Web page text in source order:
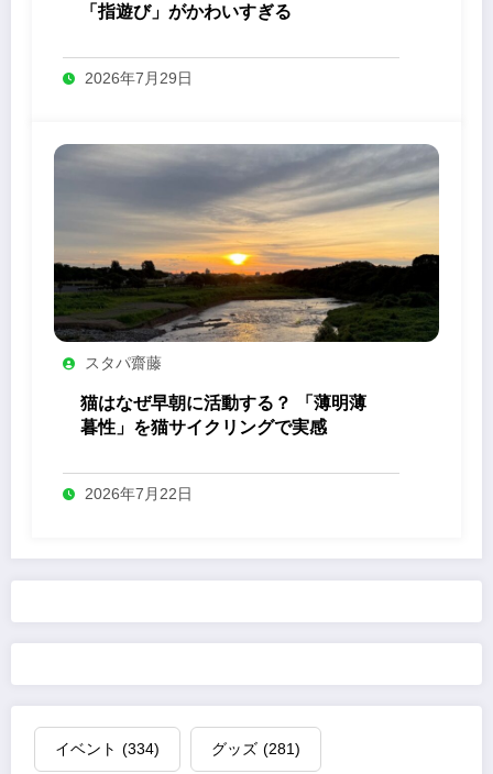
「指遊び」がかわいすぎる
2026年7月29日
スタパ齋藤
猫はなぜ早朝に活動する？ 「薄明薄
暮性」を猫サイクリングで実感
2026年7月22日
イベント (334) グッズ (281)